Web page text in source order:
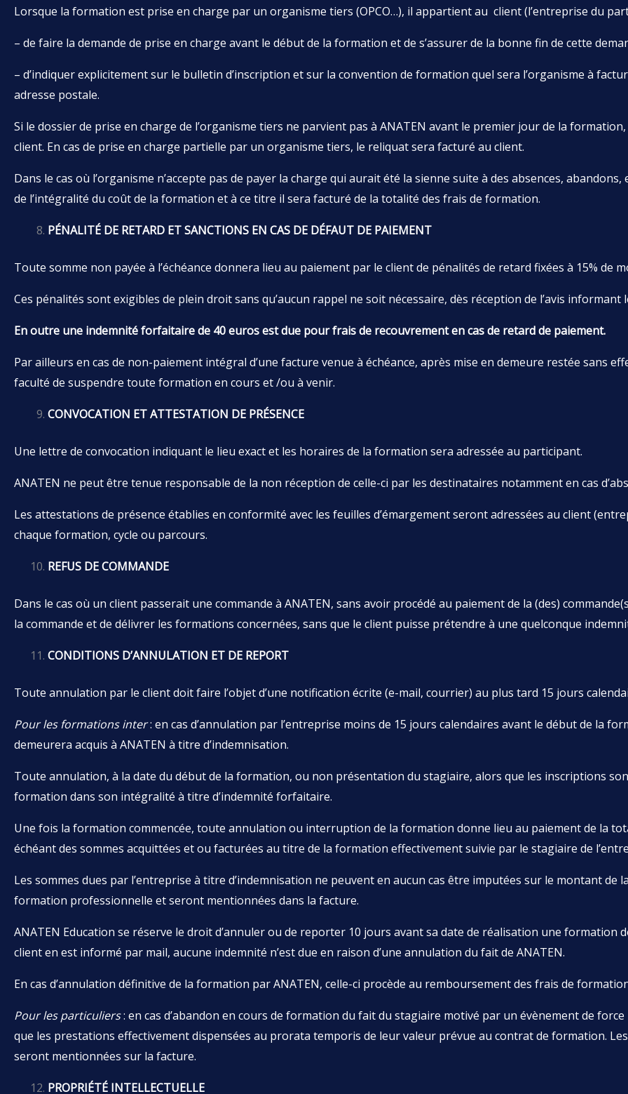
Lorsque la formation est prise en charge par un organisme tiers (OPCO…), il appartient au client (l’entreprise du
– de faire la demande de prise en charge avant le début de la formation et de s’assurer de la bonne fin de cette
– d’indiquer explicitement sur le bulletin d’inscription et sur la convention de formation quel sera l’organisme à
adresse postale.
Si le dossier de prise en charge de l’organisme tiers ne parvient pas à ANATEN avant le premier jour de la
client. En cas de prise en charge partielle par un organisme tiers, le reliquat sera facturé au client.
Dans le cas où l’organisme n’accepte pas de payer la charge qui aurait été la sienne suite à des absences,
de l’intégralité du coût de la formation et à ce titre il sera facturé de la totalité des frais de formation.
PÉNALITÉ DE RETARD ET SANCTIONS EN CAS DE DÉFAUT DE PAIEMENT
Toute somme non payée à l’échéance donnera lieu au paiement par le client de pénalités de retard fixées à 15% de
Ces pénalités sont exigibles de plein droit sans qu’aucun rappel ne soit nécessaire, dès réception de l’avis
En outre une indemnité forfaitaire de 40 euros est due pour frais de recouvrement en cas de retard de paiement.
Par ailleurs en cas de non-paiement intégral d’une facture venue à échéance, après mise en demeure restée sans
faculté de suspendre toute formation en cours et /ou à venir.
CONVOCATION ET ATTESTATION DE PRÉSENCE
Une lettre de convocation indiquant le lieu exact et les horaires de la formation sera adressée au participant.
ANATEN ne peut être tenue responsable de la non réception de celle-ci par les destinataires notamment en cas
Les attestations de présence établies en conformité avec les feuilles d’émargement seront adressées au client
chaque formation, cycle ou parcours.
REFUS DE COMMANDE
Dans le cas où un client passerait une commande à ANATEN, sans avoir procédé au paiement de la (des)
la commande et de délivrer les formations concernées, sans que le client puisse prétendre à une quelconque
CONDITIONS D’ANNULATION ET DE REPORT
Toute annulation par le client doit faire l’objet d’une notification écrite (e-mail, courrier) au plus tard 15 jours
Pour les formations inter: en cas d’annulation par l’entreprise moins de 15 jours calendaires avant le début de la
demeurera acquis à ANATEN à titre d’indemnisation.
Toute annulation, à la date du début de la formation, ou non présentation du stagiaire, alors que les inscriptions
formation dans son intégralité à titre d’indemnité forfaitaire.
Une fois la formation commencée, toute annulation ou interruption de la formation donne lieu au paiement de la
échéant des sommes acquittées et ou facturées au titre de la formation effectivement suivie par le stagiaire de
Les sommes dues par l’entreprise à titre d’indemnisation ne peuvent en aucun cas être imputées sur le montant de
formation professionnelle et seront mentionnées dans la facture.
ANATEN Education se réserve le droit d’annuler ou de reporter 10 jours avant sa date de réalisation une
client en est informé par mail, aucune indemnité n’est due en raison d’une annulation du fait de ANATEN.
En cas d’annulation définitive de la formation par ANATEN, celle-ci procède au remboursement des frais de
Pour les particuliers: en cas d’abandon en cours de formation du fait du stagiaire motivé par un évènement de
que les prestations effectivement dispensées au prorata temporis de leur valeur prévue au contrat de formation.
seront mentionnées sur la facture.
PROPRIÉTÉ INTELLECTUELLE